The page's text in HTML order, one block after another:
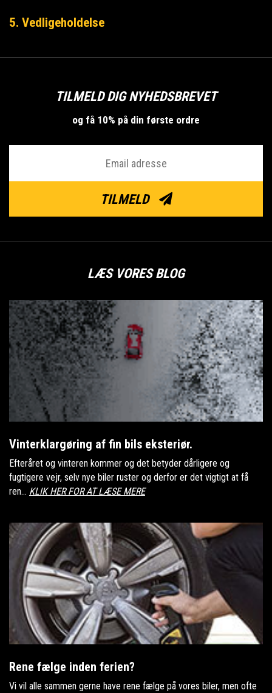
5. Vedligeholdelse
TILMELD DIG NYHEDSBREVET
og få 10% på din første ordre
TILMELD
LÆS VORES BLOG
Vinterklargøring af fin bils eksteriør.
Efteråret og vinteren kommer og det betyder dårligere og
fugtigere vejr, selv nye biler ruster og derfor er det vigtigt at få
ren... KLIK HER FOR AT LÆSE MERE
Rene fælge inden ferien?
Vi vil alle sammen gerne have rene fælge på vores biler, men ofte